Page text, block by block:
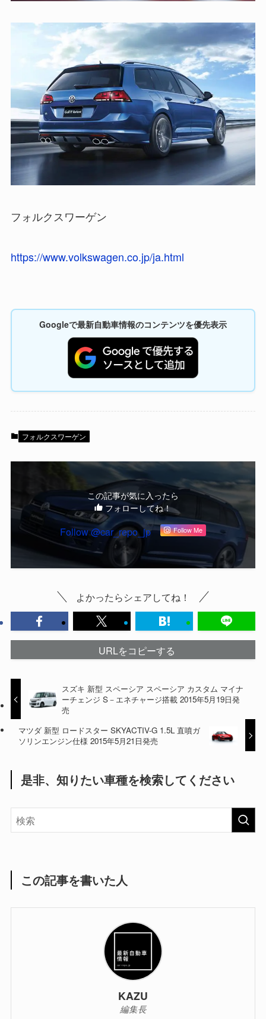
フォルクスワーゲン
https://www.volkswagen.co.jp/ja.html
Googleで最新自動車情報のコンテンツを優先表示
フォルクスワーゲン
この記事が気に入ったら
フォローしてね！
Follow @car_repo_jp Follow Me
よかったらシェアしてね！
URLをコピーする
スズキ 新型 スペーシア スペーシア カスタム マイナ
ーチェンジ S－エネチャージ搭載 2015年5月19日発
売
マツダ 新型 ロードスター SKYACTIV-G 1.5L 直噴ガ
ソリンエンジン仕様 2015年5月21日発売
是非、知りたい車種を検索してください
この記事を書いた人
KAZU
編集長